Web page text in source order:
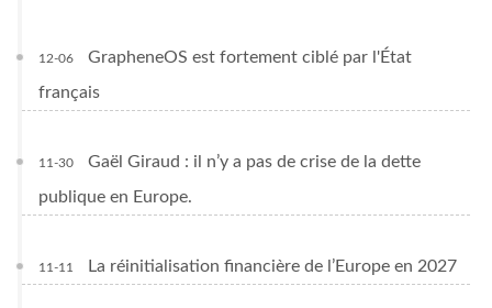
12-06
GrapheneOS est fortement ciblé par l'État
français
11-30
Gaël Giraud : il n’y a pas de crise de la dette
publique en Europe.
11-11 La réinitialisation financière de l’Europe en 2027